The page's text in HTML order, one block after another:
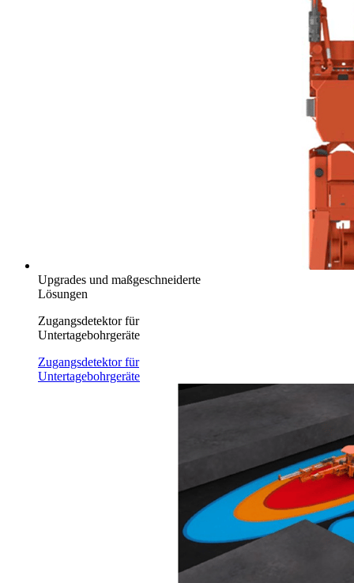
Upgrades und maßgeschneiderte
Lösungen
Zugangsdetektor für
Untertagebohrgeräte
Zugangsdetektor für
Untertagebohrgeräte